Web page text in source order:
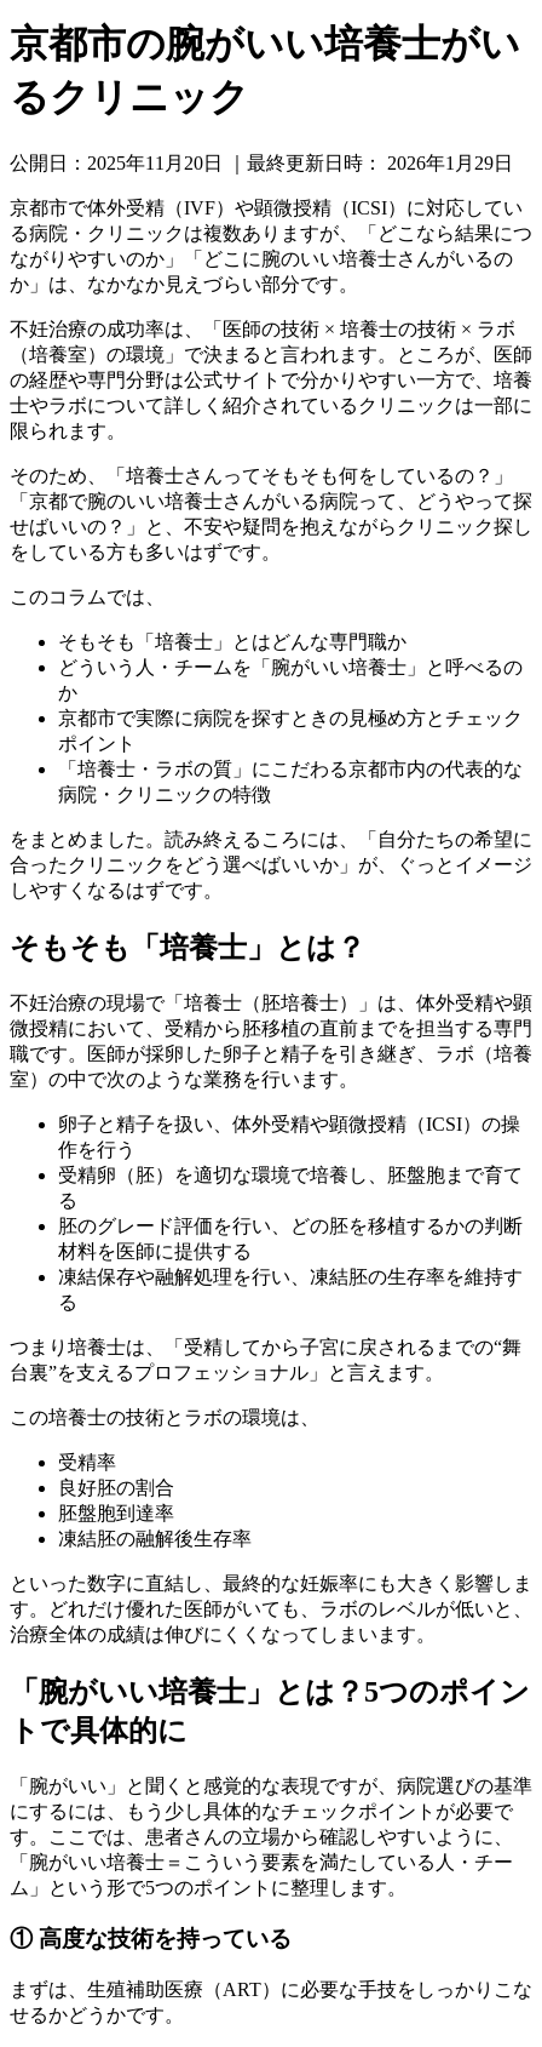
京都市の腕がいい培養士がい
るクリニック
公開日： 2025年11月20日 ｜最終更新日時： 2026年1月29日
京都市で体外受精（IVF）や顕微授精（ICSI）に対応してい
る病院・クリニックは複数ありますが、「どこなら結果につ
ながりやすいのか」「どこに腕のいい培養士さんがいるの
か」は、なかなか見えづらい部分です。
不妊治療の成功率は、
「医師の技術 × 培養士の技術 × ラボ
（培養室）の環境」 で決まると言われます。ところが、医師
の経歴や専門分野は公式サイトで分かりやすい一方で、培養
士やラボについて詳しく紹介されているクリニックは一部に
限られます。
そのため、「培養士さんってそもそも何をしているの？」
「京都で腕のいい培養士さんがいる病院って、どうやって探
せばいいの？」と、不安や疑問を抱えながらクリニック探し
をしている方も多いはずです。
このコラムでは、
そもそも「培養士」とはどんな専門職か
どういう人・チームを「腕がいい培養士」と呼べるの
か
京都市で実際に病院を探すときの見極め方とチェック
ポイント
「培養士・ラボの質」にこだわる京都市内の代表的な
病院・クリニックの特徴
をまとめました。読み終えるころには、
「自分たちの希望に
合ったクリニックをどう選べばいいか」 が、ぐっとイメージ
しやすくなるはずです。
そもそも「培養士」とは？
不妊治療の現場で「培養士（胚培養士）」は、体外受精や顕
微授精において、受精から胚移植の直前までを担当する専門
職です。医師が採卵した卵子と精子を引き継ぎ、ラボ（培養
室）の中で次のような業務を行います。
卵子と精子を扱い、体外受精や顕微授精（ICSI）の操
作を行う
受精卵（胚）を適切な環境で培養し、胚盤胞まで育て
る
胚のグレード評価を行い、どの胚を移植するかの判断
材料を医師に提供する
凍結保存や融解処理を行い、凍結胚の生存率を維持す
る
つまり培養士は、
「受精してから子宮に戻されるまでの“舞
台裏”を支えるプロフェッショナル」
と言えます。
この培養士の技術とラボの環境は、
受精率
良好胚の割合
胚盤胞到達率
凍結胚の融解後生存率
といった数字に直結し、最終的な妊娠率にも大きく影響しま
す。どれだけ優れた医師がいても、ラボのレベルが低いと、
治療全体の成績は伸びにくくなってしまいます。
「腕がいい培養士」とは？5つのポイン
トで具体的に
「腕がいい」と聞くと感覚的な表現ですが、病院選びの基準
にするには、もう少し具体的なチェックポイントが必要で
す。ここでは、患者さんの立場から確認しやすいように、
「腕がいい培養士＝こういう要素を満たしている人・チー
ム」
という形で5つのポイントに整理します。
① 高度な技術を持っている
まずは、生殖補助医療（ART）に必要な手技をしっかりこな
せるかどうかです。